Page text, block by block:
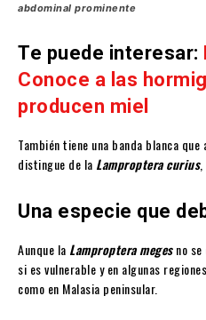
abdominal prominente
Te puede interesar:
Conoce a las
producen miel
También tiene una banda blanca
distingue de la Lamproptera curius,
Una especie que
Aunque la Lamproptera megesno se
si es vulnerable y en algunas
como en Malasia peninsular.